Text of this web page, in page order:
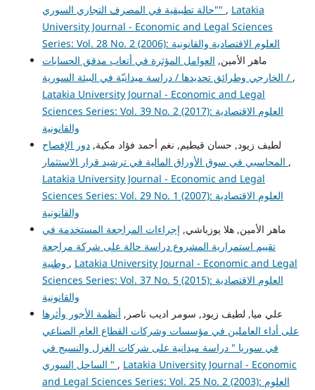
"حالة تطبيقية في المصرف التجاري السوري" , Latakia
University Journal - Economic and Legal Sciences
Series: Vol. 28 No. 2 (2006): العلوم الاقتصادية والقانونية
ماهر الأمين, العوامل المؤثرة في أتعاب مدقق الحسابات
الخارجي وطرائق تحديدها / دراسة ميدانيّة في البيئة السورية / ,
Latakia University Journal - Economic and Legal
Sciences Series: Vol. 39 No. 2 (2017): العلوم الاقتصادية
والقانونية
لطيف زيود, حسان قيطيم, نغم أحمد فؤاد مكية,دور الإفصاح
,
Latakia University Journal - Economic and Legal
Sciences Series: Vol. 29 No. 1 (2007): العلوم الاقتصادية
والقانونية
ماهر الأمين, هلا يوزباشي, إجراءات المراجعة المستخدمة في
تقييم استمرارية المشروع دراسة حالة على شركة مراجعة
, Latakia University Journal - Economic and Legal
Sciences Series: Vol. 37 No. 5 (2015): العلوم الاقتصادية
والقانونية
علي ميا, لطيف زيود, سومر اديب ناصر, أنظمة الأجور وأثرها
على أداء العاملين في مؤسسات وشركات القطاع العام الصناعي
في سوريا " دراسة ميدانية على شركات الغزل والنسيج في
الساحل السوري " , Latakia University Journal - Economic
and Legal Sciences Series: Vol. 25 No. 2 (2003): العلوم